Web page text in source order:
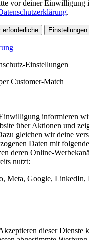
vor deiner Einwilligung
.
erforderliche
Einstellungen
Customer-Match
informieren
über Aktionen und
gleichen wir deine
Daten mit
deren Online-
nutzt:
Meta, Google, LinkedIn,
dieser Dienste